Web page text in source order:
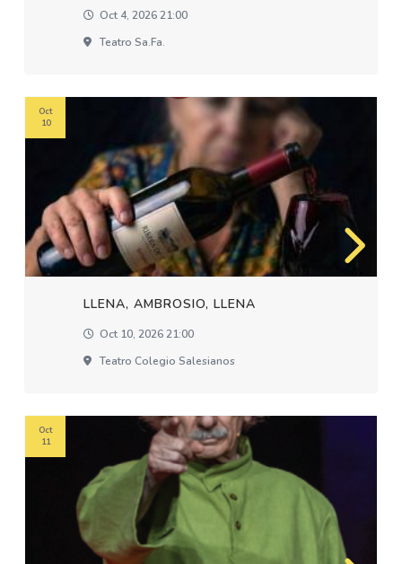
Oct 4, 2026 21:00
Teatro Sa.fa.
LLENA, AMBROSIO, LLENA
Oct 10, 2026 21:00
Teatro Colegio Salesianos
Oct
10
Oct
11